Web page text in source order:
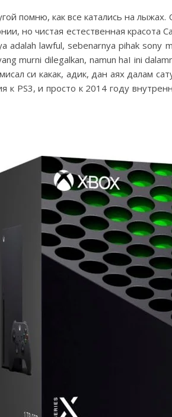
помню, как все катались на
но чистая естественная красота
lawful, sebenarnya pihak sony
murni dilegalkan, namun haI ini
си какак, адик, дан аях далам
и просто к 2014 году